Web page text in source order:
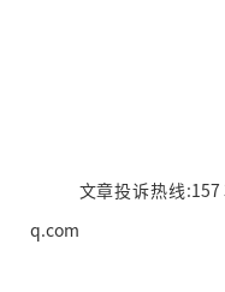
文章投诉热线
q.com